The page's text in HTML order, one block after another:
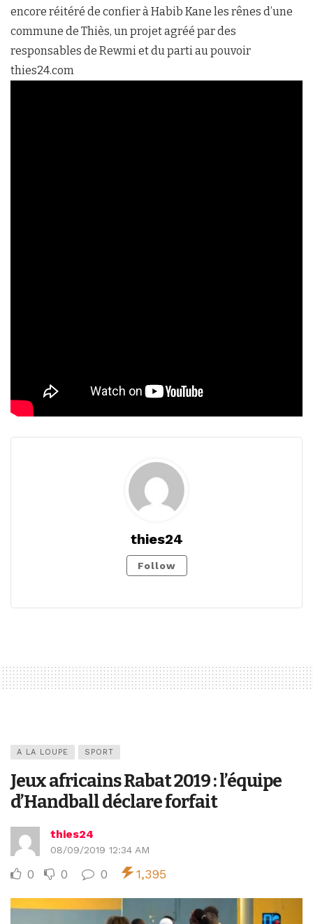
encore réitéré de confier à Habib Kane les rênes d’une
commune de Thiès, un projet agréé par des
responsables de Rewmi et du parti au pouvoir
thies24.com
thies24
Follow
A LA LOUPE SPORT
Jeux africains Rabat 2019 : l’équipe
d’Handball déclare forfait
thies24
08/09/2019 12:34 AM
0 0 0 1,395